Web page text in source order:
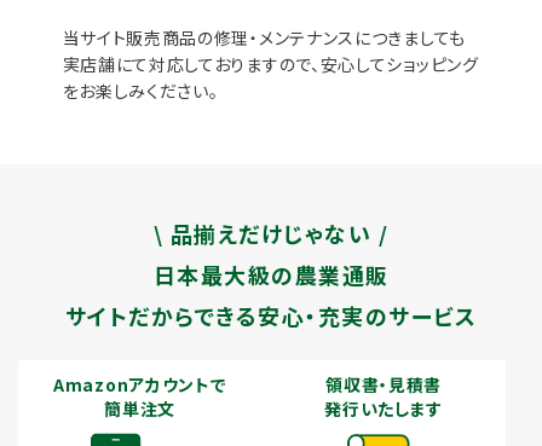
当サイト販売商品の修理・メンテナンスにつきましても
実店舗にて対応しておりますので、安心してショッピング
をお楽しみください。
\ 品揃えだけじゃない /
日本最大級の農業通販
サイトだからできる安心・充実のサービス
Amazonアカウントで
簡単注文
領収書・見積書
発行いたします